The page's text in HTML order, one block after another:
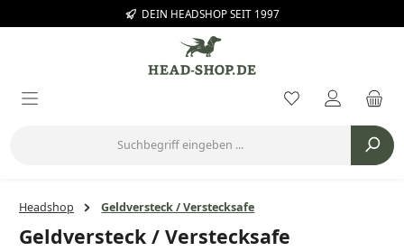
Zum Hauptinhalt springenDEIN HEADSHOP SEIT 1997
Du hast 0
Headshop Geldversteck / Verstecksafe
Geldversteck / Verstecksafe